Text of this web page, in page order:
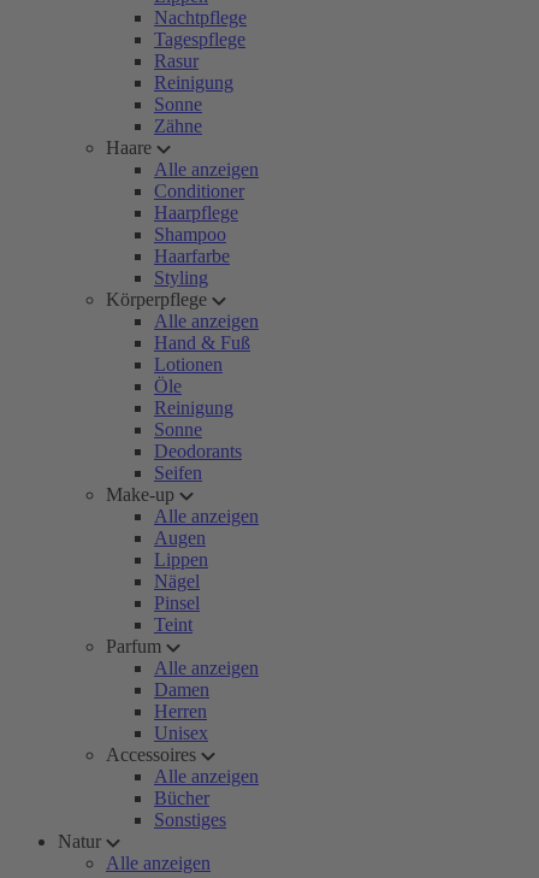
Nachtpflege
Tagespflege
Rasur
Reinigung
Sonne
Zähne
Haare
Alle anzeigen
Conditioner
Haarpflege
Shampoo
Haarfarbe
Styling
Körperpflege
Alle anzeigen
Hand & Fuß
Lotionen
Öle
Reinigung
Sonne
Deodorants
Seifen
Make-up
Alle anzeigen
Augen
Lippen
Nägel
Pinsel
Teint
Parfum
Alle anzeigen
Damen
Herren
Unisex
Accessoires
Alle anzeigen
Bücher
Sonstiges
Natur
Alle anzeigen